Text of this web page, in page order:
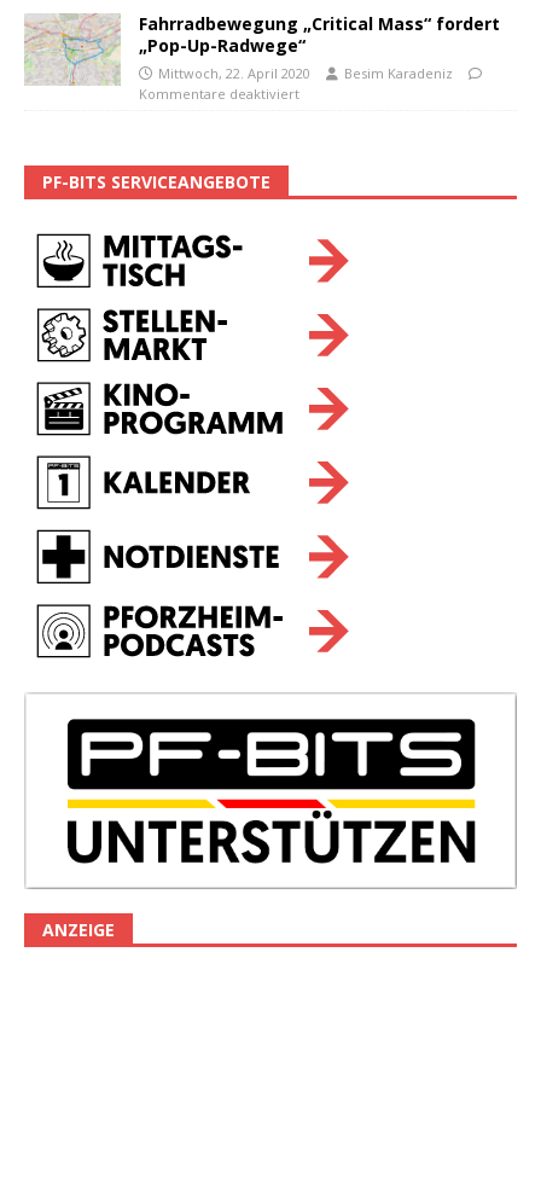
Fahrradbewegung „Critical Mass“ fordert
„Pop-Up-Radwege“
Mittwoch, 22. April 2020
Besim Karadeniz
Kommentare deaktiviert
PF-BITS SERVICEANGEBOTE
ANZEIGE